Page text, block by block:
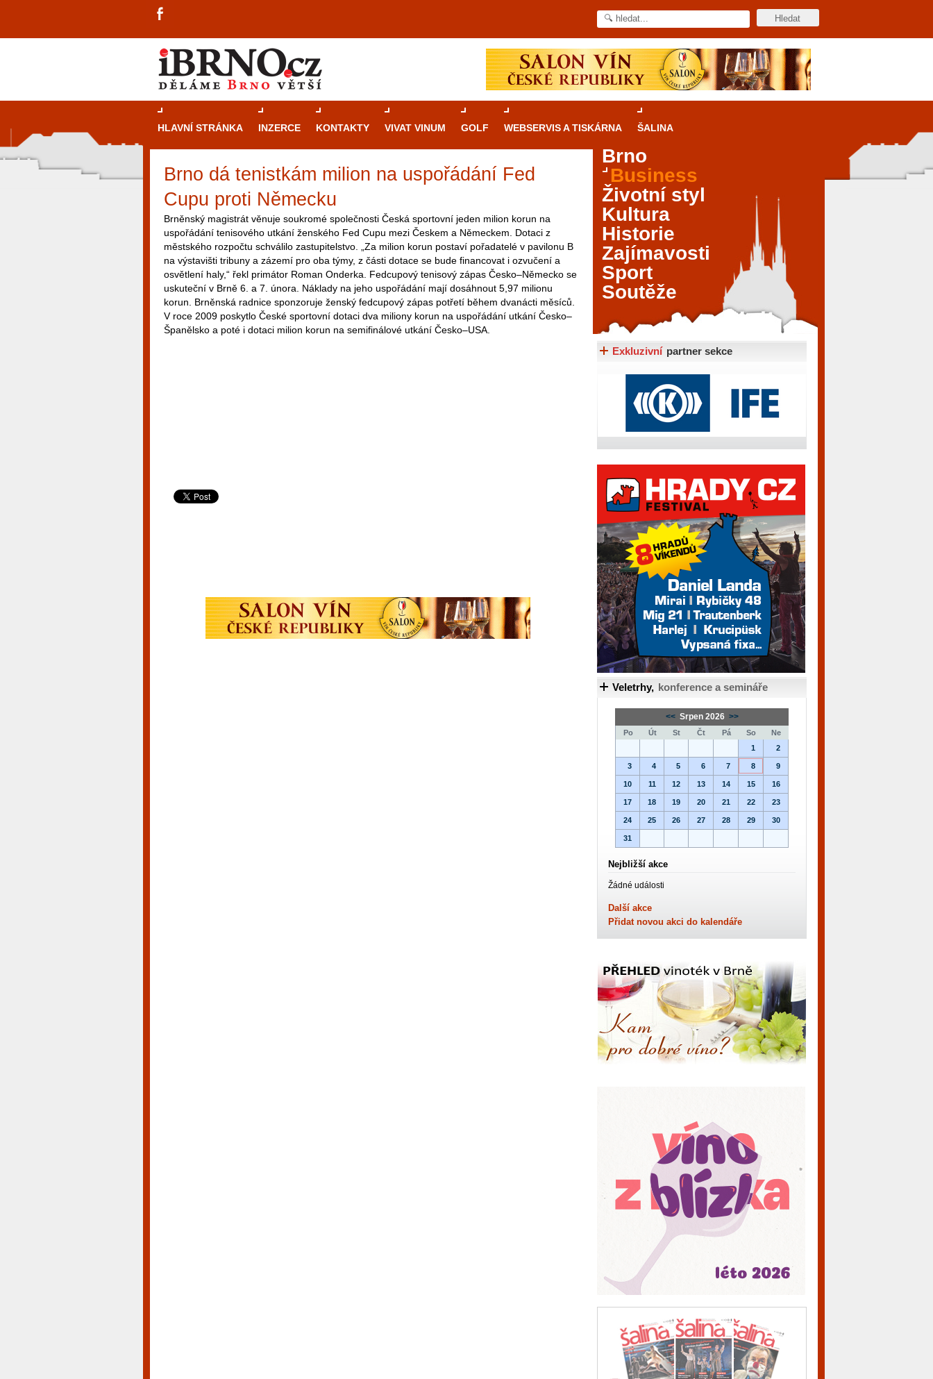
HLAVNÍ STRÁNKA INZERCE KONTAKTY VIVAT VINUM GOLF WEBSERVIS A TISKÁRNA ŠALINA
Brno dá tenistkám milion na uspořádání Fed
Cupu proti Německu
Brněnský magistrát věnuje soukromé společnosti Česká sportovní jeden milion korun na
uspořádání tenisového utkání ženského Fed Cupu mezi Českem a Německem. Dotaci z
městského rozpočtu schválilo zastupitelstvo. „Za milion korun postaví pořadatelé v pavilonu B
na výstavišti tribuny a zázemí pro oba týmy, z části dotace se bude financovat i ozvučení a
osvětlení haly,“ řekl primátor Roman Onderka. Fedcupový tenisový zápas Česko–Německo se
uskuteční v Brně 6. a 7. února. Náklady na jeho uspořádání mají dosáhnout 5,97 milionu
korun. Brněnská radnice sponzoruje ženský fedcupový zápas potřetí během dvanácti měsíců.
V roce 2009 poskytlo České sportovní dotaci dva miliony korun na uspořádání utkání Česko–
Španělsko a poté i dotaci milion korun na semifinálové utkání Česko–USA.
Průvodce kasinovými hrami v Brně: Od
Brno je městem známým pro zajímavé památky, skvělé
restaurace, divadla a univerzity. Mimo jiné je ale také
místem, kde si můžete legálně a bezpečně vyzkoušet
různé kasinové hry. V neustále kvetoucí moravské
metropoli naleznete širokou nabídku her od klasické
rulety až po moderní automaty jak pro pravidelné
návštěvníky, tak pro příležitostné hráče. V...
Brno
Business
Životní styl
Kultura
Historie
Zajímavosti
Sport
Soutěže
Exkluzivní partner sekce
Veletrhy, konference a semináře
<< Srpen 2026 >>
Po Út St Čt Pá So
Ne
1
2
3 4 5 6 7 8 9
10 11 12 13 14 15 16
17 18 19 20 21 22 23
24 25 26 27 28 29 30
31
Nejbližší akce
Žádné události
Další akce
Přidat novou akci do kalendáře